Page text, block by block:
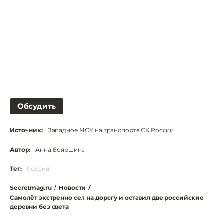
Обсудить
Источник: Западное МСУ на транспорте СК России
Автор: Анна Бояршина
Тег: Россия
Secretmag.ru / Новости /
Самолёт экстренно сел на дорогу и оставил две российские
деревни без света